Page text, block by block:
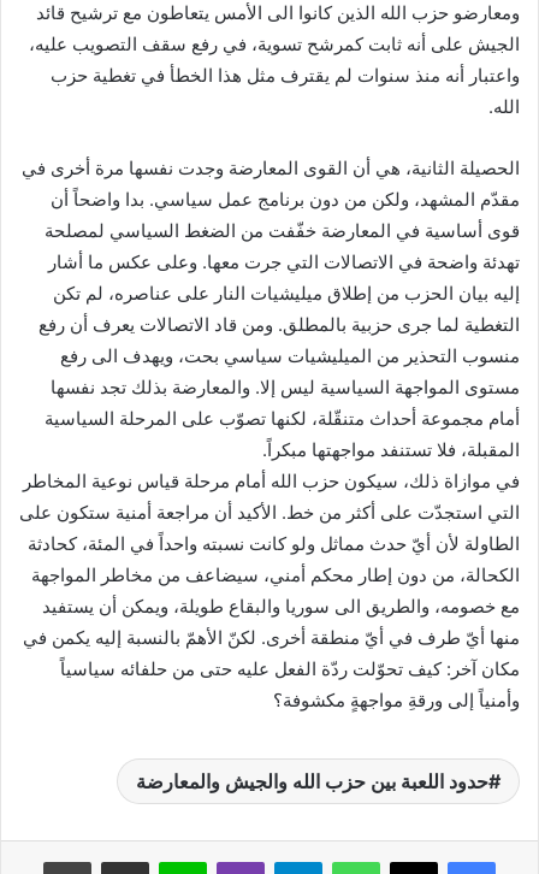
ومعارضو حزب الله الذين كانوا الى الأمس يتعاطون مع ترشيح قائد
الجيش على أنه ثابت كمرشح تسوية، في رفع سقف التصويب عليه،
واعتبار أنه منذ سنوات لم يقترف مثل هذا الخطأ في تغطية حزب
الله.
الحصيلة الثانية، هي أن القوى المعارضة وجدت نفسها مرة أخرى في
مقدّم المشهد، ولكن من دون برنامج عمل سياسي. بدا واضحاً أن
قوى أساسية في المعارضة خفّفت من الضغط السياسي لمصلحة
تهدئة واضحة في الاتصالات التي جرت معها. وعلى عكس ما أشار
إليه بيان الحزب من إطلاق ميليشيات النار على عناصره، لم تكن
التغطية لما جرى حزبية بالمطلق. ومن قاد الاتصالات يعرف أن رفع
منسوب التحذير من الميليشيات سياسي بحت، ويهدف الى رفع
مستوى المواجهة السياسية ليس إلا. والمعارضة بذلك تجد نفسها
أمام مجموعة أحداث متنقّلة، لكنها تصوّب على المرحلة السياسية
المقبلة، فلا تستنفد مواجهتها مبكراً.
في موازاة ذلك، سيكون حزب الله أمام مرحلة قياس نوعية المخاطر
التي استجدّت على أكثر من خط. الأكيد أن مراجعة أمنية ستكون على
الطاولة لأن أيّ حدث مماثل ولو كانت نسبته واحداً في المئة، كحادثة
الكحالة، من دون إطار محكم أمني، سيضاعف من مخاطر المواجهة
مع خصومه، والطريق الى سوريا والبقاع طويلة، ويمكن أن يستفيد
منها أيّ طرف في أيّ منطقة أخرى. لكنّ الأهمّ بالنسبة إليه يكمن في
مكان آخر: كيف تحوّلت ردّة الفعل عليه حتى من حلفائه سياسياً
وأمنياً إلى ورقةِ مواجهةٍ مكشوفة؟
حدود اللعبة بين حزب الله والجيش والمعارضة
واتساب لاين